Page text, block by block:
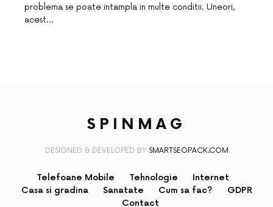
problema se poate intampla in multe conditii. Uneori,
acest…
SPINMAG
DESIGNED & DEVELOPED BY SMARTSEOPACK.COM
Telefoane Mobile Tehnologie
Internet
Casa si gradina
Sanatate Cum sa fac?
GDPR
Contact